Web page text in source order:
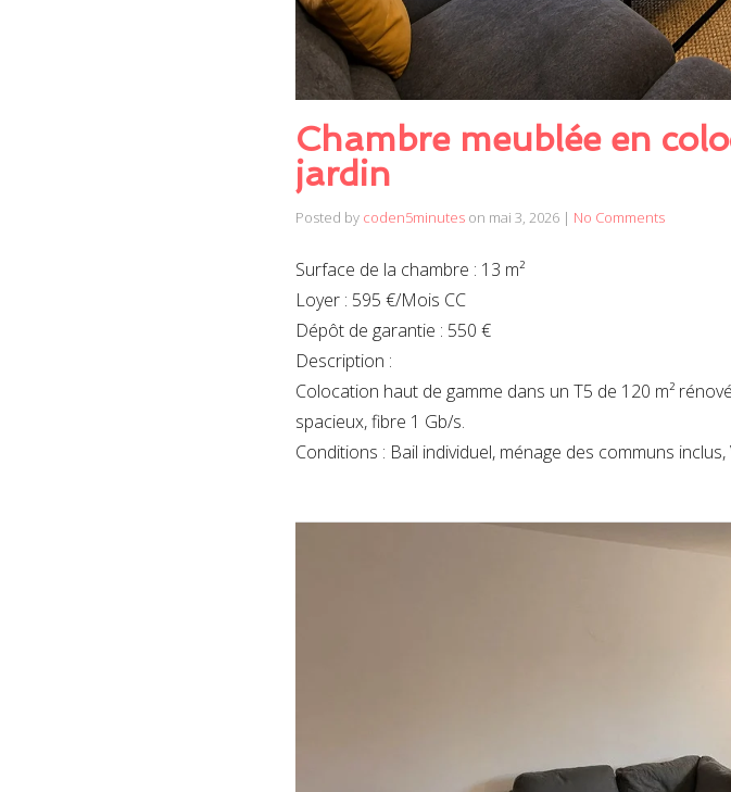
Chambre meublée en
jardin
Posted by coden5minutes on mai 3, 2026 | No Comments
Surface de la chambre : 13 m²
Loyer : 595 €/Mois CC
Dépôt de garantie : 550 €
Description :
Colocation haut de gamme dans un T5 de 120 m²
spacieux, fibre 1 Gb/s.
Conditions : Bail individuel, ménage des communs